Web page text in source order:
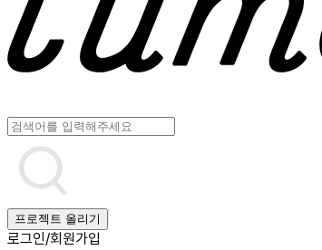
프로젝트 올리기
로그인/회원가입